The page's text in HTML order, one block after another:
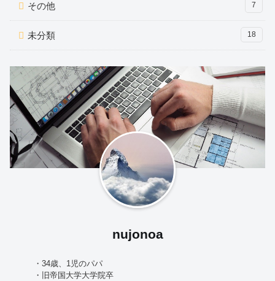
その他 7
未分類 18
nujonoa
・34歳、1児のパパ
・旧帝国大学大学院卒